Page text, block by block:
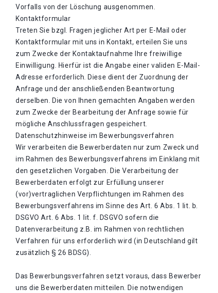
Vorfalls von der Löschung ausgenommen.
Kontaktformular
Treten Sie bzgl. Fragen jeglicher Art per E-Mail oder
Kontaktformular mit uns in Kontakt, erteilen Sie uns
zum Zwecke der Kontaktaufnahme Ihre freiwillige
Einwilligung. Hierfür ist die Angabe einer validen E-Mail-
Adresse erforderlich. Diese dient der Zuordnung der
Anfrage und der anschließenden Beantwortung
derselben. Die von Ihnen gemachten Angaben werden
zum Zwecke der Bearbeitung der Anfrage sowie für
mögliche Anschlussfragen gespeichert.
Datenschutzhinweise im Bewerbungsverfahren
Wir verarbeiten die Bewerberdaten nur zum Zweck und
im Rahmen des Bewerbungsverfahrens im Einklang mit
den gesetzlichen Vorgaben. Die Verarbeitung der
Bewerberdaten erfolgt zur Erfüllung unserer
(vor)vertraglichen Verpflichtungen im Rahmen des
Bewerbungsverfahrens im Sinne des Art. 6 Abs. 1 lit. b.
DSGVO Art. 6 Abs. 1 lit. f. DSGVO sofern die
Datenverarbeitung z.B. im Rahmen von rechtlichen
Verfahren für uns erforderlich wird (in Deutschland gilt
zusätzlich § 26 BDSG).
Das Bewerbungsverfahren setzt voraus, dass Bewerber
uns die Bewerberdaten mitteilen. Die notwendigen